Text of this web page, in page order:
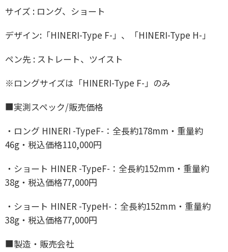
サイズ : ロング、ショート
デザイン:「HINERI-Type F-」、「HINERI-Type H-」
ペン先 : ストレート、ツイスト
※ロングサイズは「HINERI-Type F-」のみ
■実測スペック/販売価格
・ロング HINERI -TypeF-：全長約178mm・重量約
46g・税込価格110,000円
・ショート HINER -TypeF-：全長約152mm・重量約
38g・税込価格77,000円
・ショート HINER -TypeH-：全長約152mm・重量約
38g・税込価格77,000円
■製造・販売会社